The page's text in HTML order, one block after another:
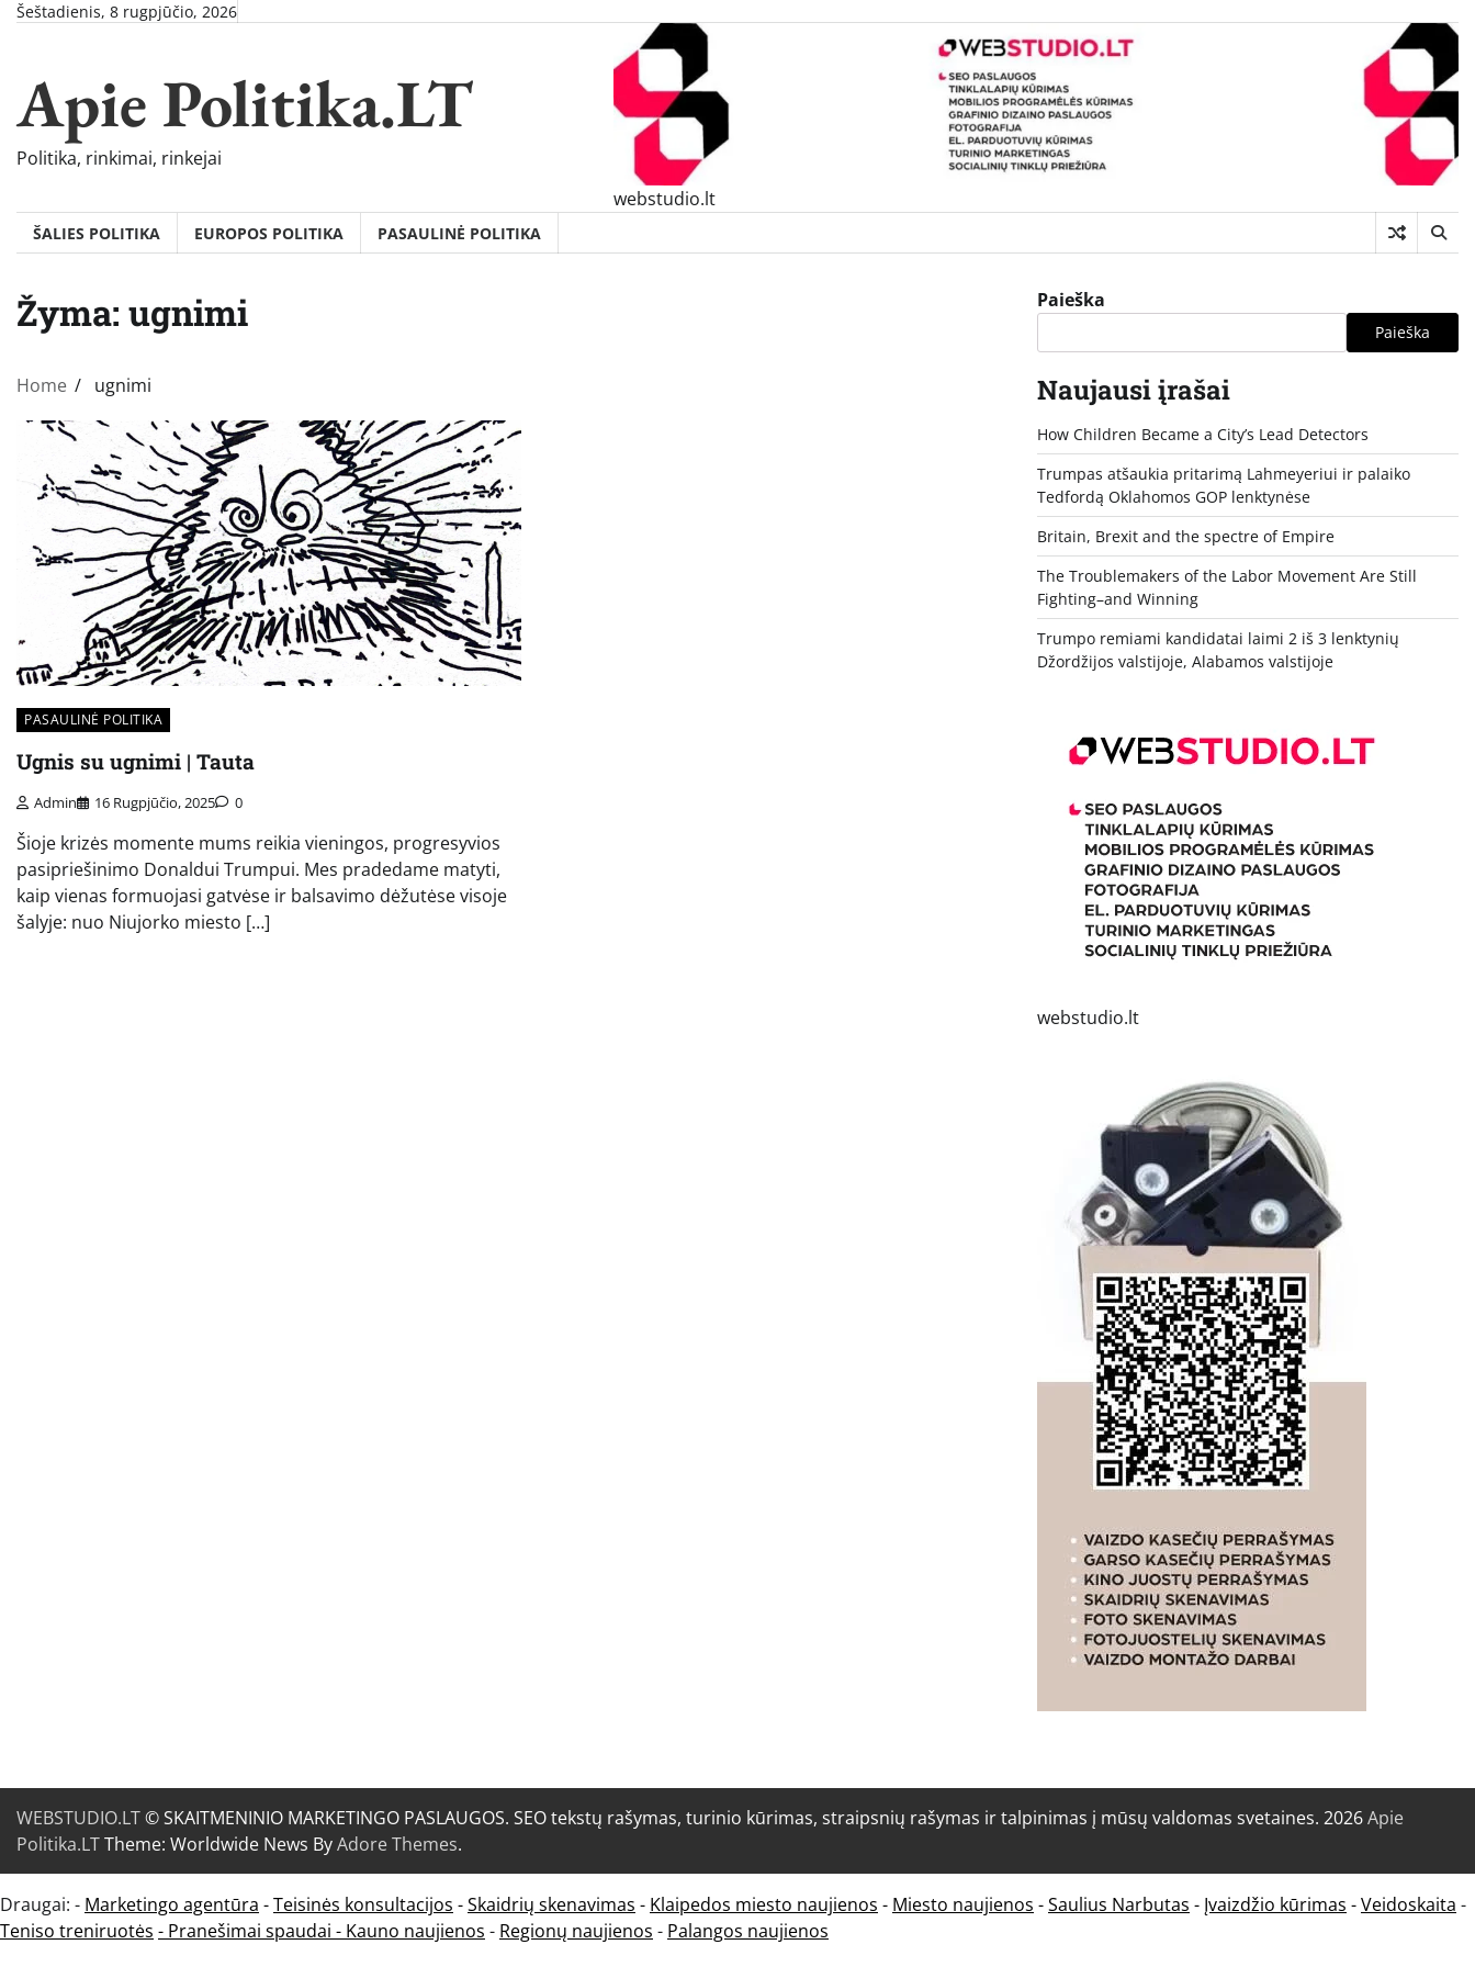
SkipŠeštadienis, 8 rugpjūčio, 2026
Apie Politika.LT
Politika, rinkimai, rinkejai
webstudio.lt
ŠALIES POLITIKA EUROPOS POLITIKA PASAULINĖ POLITIKA
Žyma: ugnimi
Home ugnimi
PASAULINĖ POLITIKA
Ugnis su ugnimi | Tauta
Admin 16 Rugpjūčio, 2025 0
Šioje krizės momente mums reikia vieningos, progresyvios
pasipriešinimo Donaldui Trumpui. Mes pradedame matyti,
kaip vienas formuojasi gatvėse ir balsavimo dėžutėse visoje
šalyje: nuo Niujorko miesto […]
Paieška
Paieška
Naujausi įrašai
How Children Became a City’s Lead Detectors
Trumpas atšaukia pritarimą Lahmeyeriui ir palaiko
Tedfordą Oklahomos GOP lenktynėse
Britain, Brexit and the spectre of Empire
The Troublemakers of the Labor Movement Are Still
Fighting–and Winning
Trumpo remiami kandidatai laimi 2 iš 3 lenktynių
Džordžijos valstijoje, Alabamos valstijoje
webstudio.lt
WEBSTUDIO.LT© SKAITMENINIO MARKETINGO PASLAUGOS. SEO tekstų rašymas, turinio kūrimas, straipsnių rašymas ir talpinimas į mūsų valdomas svetaines. 2026Apie
Politika.LTTheme: Worldwide News ByAdore Themes.
Draugai: - Marketingo agentūra -Teisinės konsultacijos -Skaidrių skenavimas - Klaipedos miesto naujienos - Miesto naujienos -Saulius Narbutas - Įvaizdžio kūrimas -Veidoskaita -
Teniso treniruotės - Pranešimai spaudai - Kauno naujienos - Regionų naujienos - Palangos naujienos